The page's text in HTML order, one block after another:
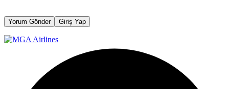
Yorum Gönder Giriş Yap